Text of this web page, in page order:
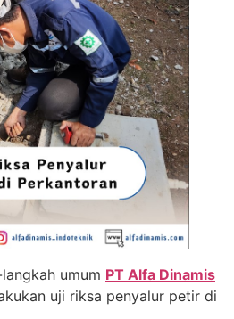
umum PT Alfa Dinamis
uji riksa penyalur petir di